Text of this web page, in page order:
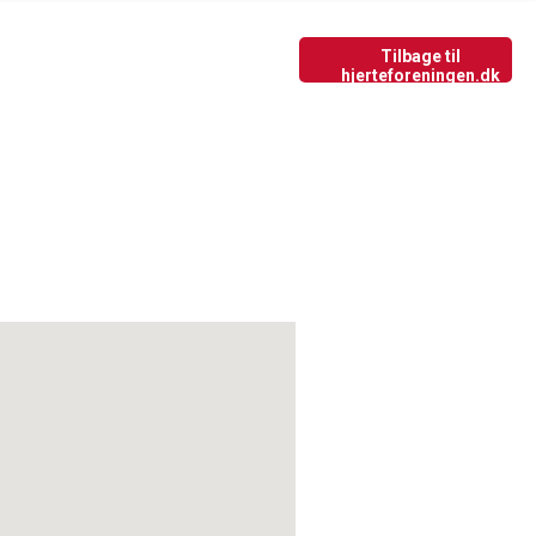
Tilbage til nyside